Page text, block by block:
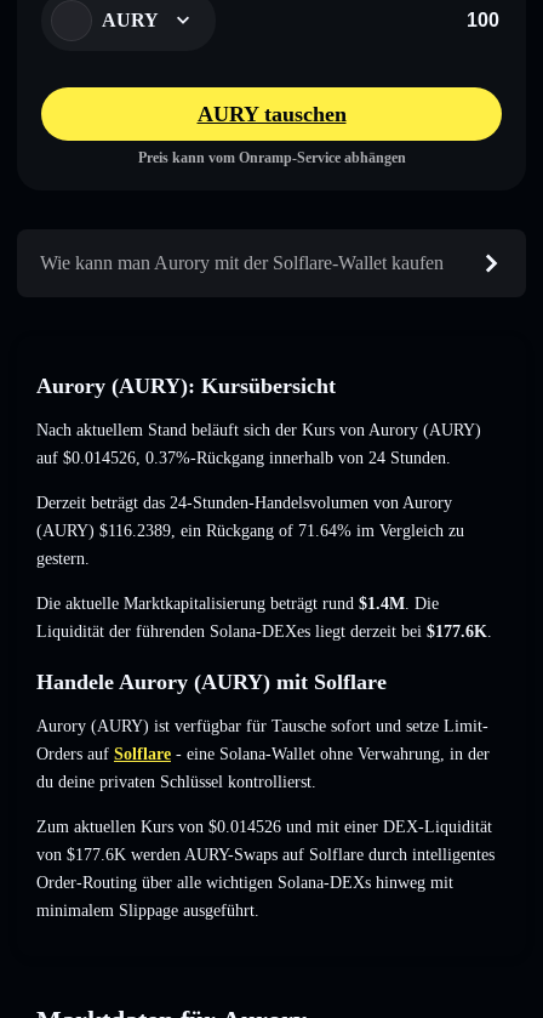
AURY
AURY tauschen
Preis kann vom Onramp-Service abhängen
Wie kann man Aurory mit der Solflare-Wallet kaufen
Aurory (AURY): Kursübersicht
Nach aktuellem Stand beläuft sich der Kurs von Aurory (AURY)
auf $0.014526, 0.37%-Rückgang innerhalb von 24 Stunden.
Derzeit beträgt das 24-Stunden-Handelsvolumen von Aurory
(AURY) $116.2389, ein Rückgang of 71.64% im Vergleich zu
gestern.
Die aktuelle Marktkapitalisierung beträgt rund $1.4M. Die
Liquidität der führenden Solana-DEXes liegt derzeit bei $177.6K.
Handele Aurory (AURY) mit Solflare
Aurory (AURY) ist verfügbar für Tausche sofort und setze Limit-
Orders auf Solflare - eine Solana-Wallet ohne Verwahrung, in der
du deine privaten Schlüssel kontrollierst.
Zum aktuellen Kurs von $0.014526 und mit einer DEX-Liquidität
von $177.6K werden AURY-Swaps auf Solflare durch intelligentes
Order-Routing über alle wichtigen Solana-DEXs hinweg mit
minimalem Slippage ausgeführt.